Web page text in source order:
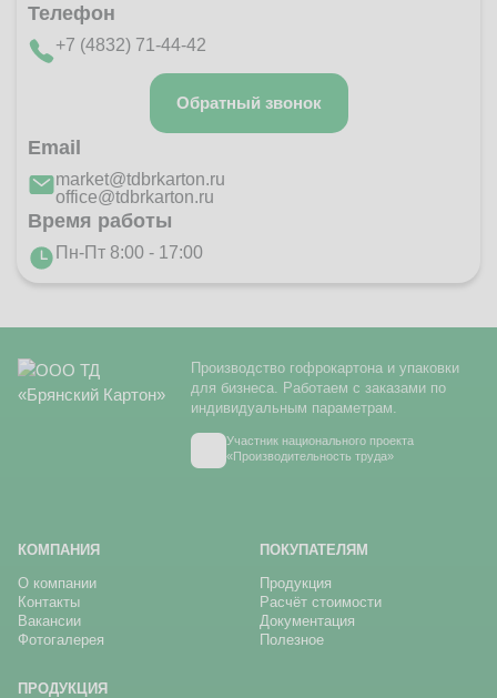
Телефон
+7 (4832) 71-44-42
Обратный звонок
Email
market@tdbrkarton.ru
office@tdbrkarton.ru
Время работы
Пн-Пт 8:00 - 17:00
Производство гофрокартона и упаковки
для бизнеса. Работаем с заказами по
индивидуальным параметрам.
Участник национального проекта
«Производительность труда»
КОМПАНИЯ
О компании
Контакты
Вакансии
Фотогалерея
ПОКУПАТЕЛЯМ
Продукция
Расчёт стоимости
Документация
Полезное
ПРОДУКЦИЯ